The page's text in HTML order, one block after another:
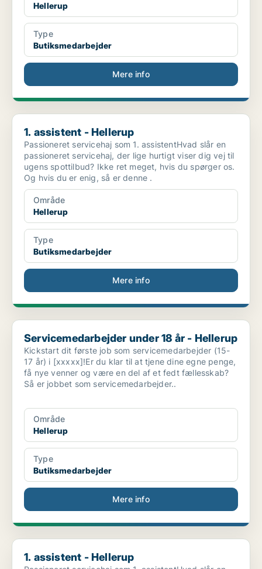
Hellerup
Type
Butiksmedarbejder
Mere info
1. assistent - Hellerup
1. assistent - Hellerup
Passioneret servicehaj som 1. assistentHvad slår en
passioneret servicehaj, der lige hurtigt viser dig vej til
ugens spottilbud? Ikke ret meget, hvis du spørger os.
Og hvis du er enig, så er denne .
Område
Hellerup
Type
Butiksmedarbejder
Mere info
Servicemedarbejder under 18 år - Hellerup
Servicemedarbejder under 18 år - Hellerup
Kickstart dit første job som servicemedarbejder (15-
17 år) i [xxxxx]!Er du klar til at tjene dine egne penge,
få nye venner og være en del af et fedt fællesskab?
Så er jobbet som servicemedarbejder..
Område
Hellerup
Type
Butiksmedarbejder
Mere info
1. assistent - Hellerup
1. assistent - Hellerup